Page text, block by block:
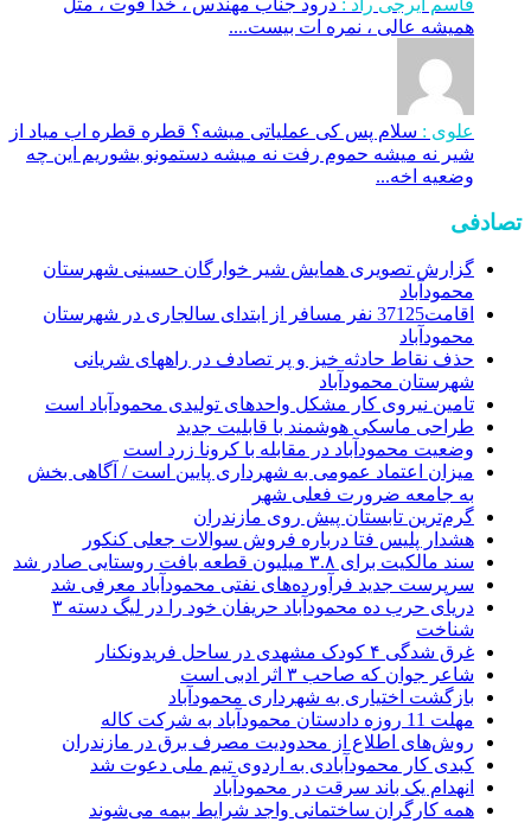
قاسم ایرجی راد : درود جناب مهندس ، خدا قوت ، مثل
همیشه عالی ، نمره ات بیست....
علوی : سلام پس کی عملیاتی میشه؟ قطره قطره اب میاد از
شیر نه میشه حموم رفت نه میشه دستمونو بشوریم این چه
وضعیه اخه...
تصادفی
گزارش تصویری همایش شیر خوارگان حسینی شهرستان
محمودآباد
اقامت37125 نفر مسافر از ابتدای سالجاری در شهرستان
محمودآباد
حذف نقاط حادثه خیز و پر تصادف در راههای شریانی
شهرستان محمودآباد
تامین نیروی کار مشکل واحدهای تولیدی محمودآباد است
طراحی ماسکی هوشمند با قابلیت جدید
وضعیت محمودآباد در مقابله با کرونا زرد است
میزان اعتماد عمومی به شهرداری پایین است / آگاهی بخش
به جامعه ضرورت فعلی شهر
گرم‌ترین تابستان پیش روی مازندران
هشدار پلیس فتا درباره فروش سوالات جعلی کنکور
سند مالکیت برای ۳.۸ میلیون قطعه بافت روستایی صادر شد
سرپرست جدید فرآورده‌های نفتی محمودآباد معرفی شد
دریای حرب ده محمودآباد حریفان خود را در لیگ دسته ۳
شناخت
غرق شدگی ۴ کودک مشهدی در ساحل فریدونکنار
شاعر جوان که صاحب ۳ اثر ادبی است
بازگشت اختیاری به شهرداری محمودآباد
مهلت 11 روزه دادستان محمودآباد به شرکت کاله
روش‌های اطلاع از محدودیت مصرف برق در مازندران
کبدی کار محمودآبادی به اردوی تیم ملی دعوت شد
انهدام یک باند سرقت در محمودآباد
همه کارگران ساختمانی واجد شرایط بیمه می‌شوند